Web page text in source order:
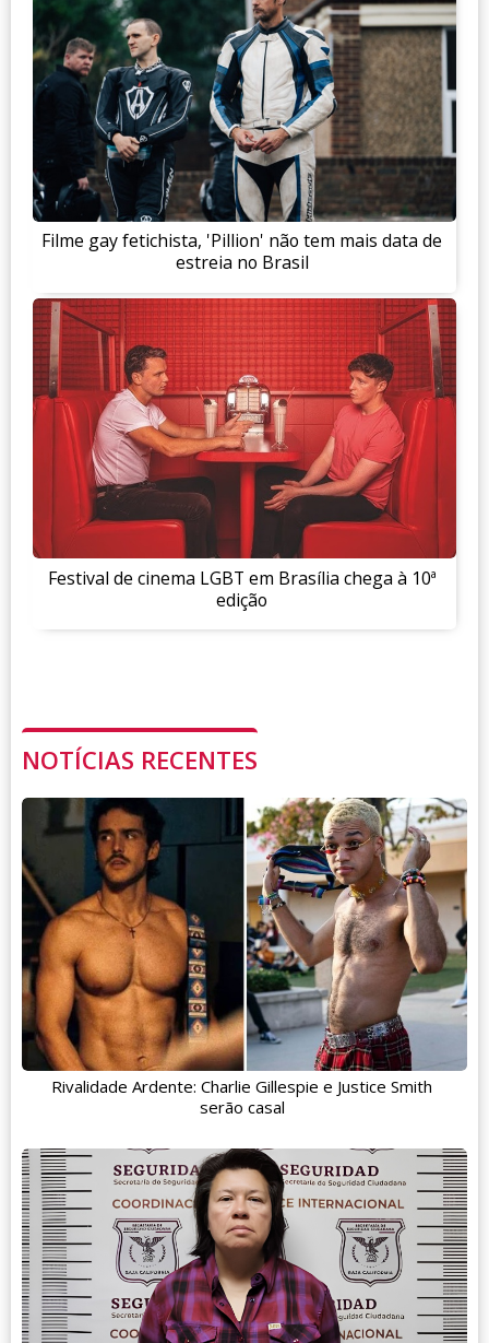
Filme gay fetichista, 'Pillion' não tem mais data de
estreia no Brasil
Festival de cinema LGBT em Brasília chega à 10ª
edição
NOTÍCIAS RECENTES
Rivalidade Ardente: Charlie Gillespie e Justice Smith
serão casal